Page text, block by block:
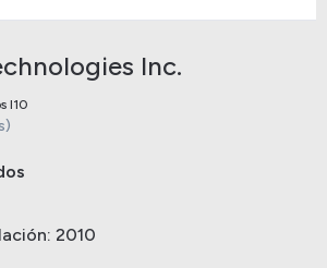
Inc.
I10
2010